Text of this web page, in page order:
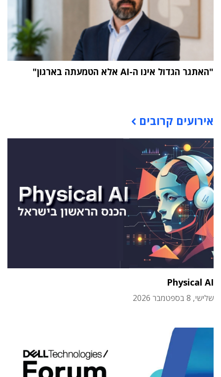
"האתגר הגדול אינו ה-AI אלא הטמעתה בארגון"
אירועים קרובים
Physical AI
שלישי, 8 בספטמבר 2026